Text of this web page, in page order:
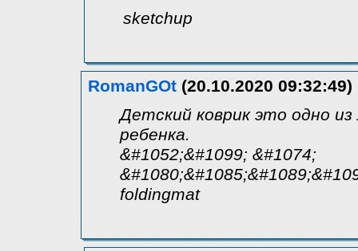
sketchup
RomanGOt (20.10.2020 09:32:49)
Детский коврик это одно
ребенка.
&#1052;&#1099; &#1074;
foldingmat